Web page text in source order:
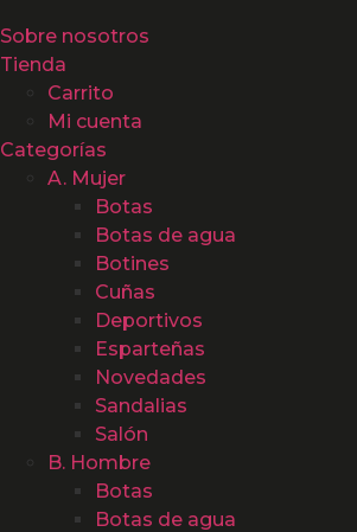
Sobre nosotros
Tienda
Carrito
Mi cuenta
Categorías
A. Mujer
Botas
Botas de agua
Botines
Cuñas
Deportivos
Esparteñas
Novedades
Sandalias
Salón
B. Hombre
Botas
Botas de agua